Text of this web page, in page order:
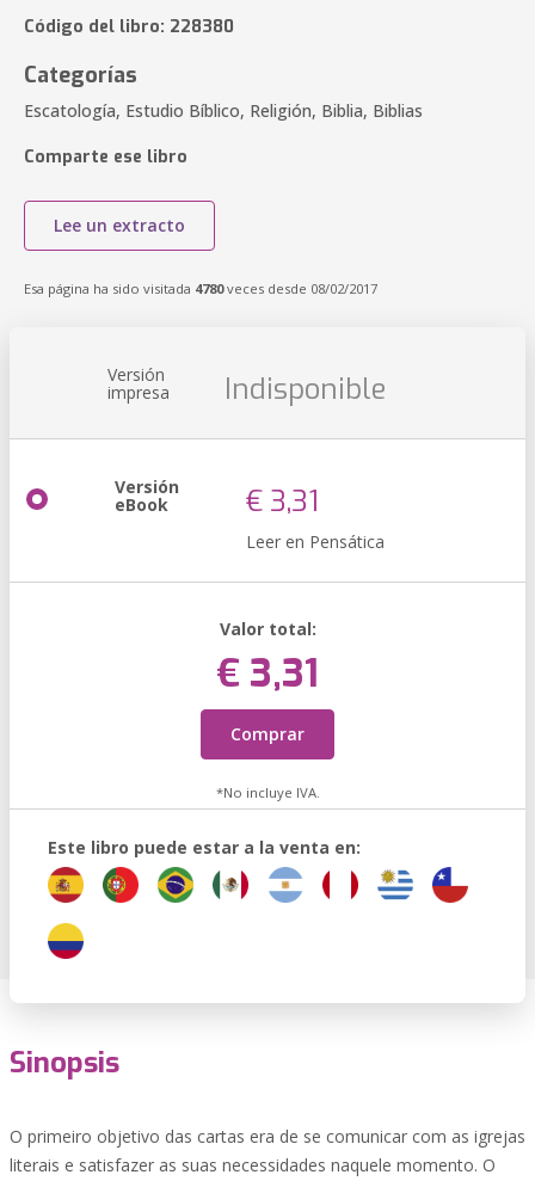
Código del libro: 228380
Categorías
Escatología, Estudio Bíblico, Religión, Biblia, Biblias
Comparte ese libro
Lee un extracto
Esa página ha sido visitada 4780veces desde 08/02/2017
Versión
impresa Indisponible
Versión
eBook € 3,31
Leer en Pensática
Valor total:
€ 3,31
Comprar
*No incluye IVA.
Este libro puede estar a la venta en:
Sinopsis
O primeiro objetivo das cartas era de se comunicar com as igrejas
literais e satisfazer as suas necessidades naquele momento. O